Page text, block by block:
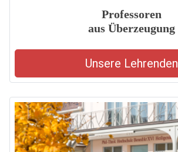
Professoren
aus Überzeugung
Unsere Lehrenden